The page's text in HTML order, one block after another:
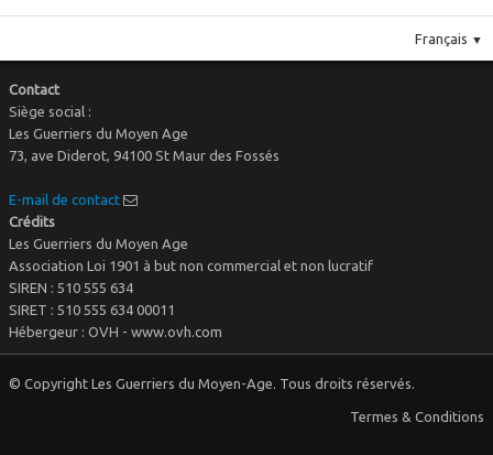
Français ▼
Contact
Siège social :
Les Guerriers du Moyen Age
73, ave Diderot, 94100 St Maur des Fossés
E-mail de contact
Crédits
Les Guerriers du Moyen Age
Association Loi 1901 à but non commercial et non lucratif
SIREN : 510 555 634
SIRET : 510 555 634 00011
Hébergeur : OVH - www.ovh.com
© Copyright Les Guerriers du Moyen-Age. Tous droits réservés.
Termes & Conditions